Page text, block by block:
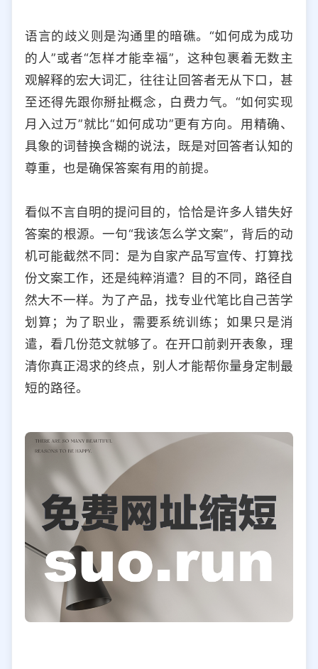
语言的歧义则是沟通里的暗礁。“如何成为成功
的人”或者“怎样才能幸福”，这种包裹着无数主
观解释的宏大词汇，往往让回答者无从下口，甚
至还得先跟你掰扯概念，白费力气。“如何实现
月入过万”就比“如何成功”更有方向。用精确、
具象的词替换含糊的说法，既是对回答者认知的
尊重，也是确保答案有用的前提。
看似不言自明的提问目的，恰恰是许多人错失好
答案的根源。一句“我该怎么学文案”，背后的动
机可能截然不同：是为自家产品写宣传、打算找
份文案工作，还是纯粹消遣？目的不同，路径自
然大不一样。为了产品，找专业代笔比自己苦学
划算；为了职业，需要系统训练；如果只是消
遣，看几份范文就够了。在开口前剥开表象，理
清你真正渴求的终点，别人才能帮你量身定制最
短的路径。